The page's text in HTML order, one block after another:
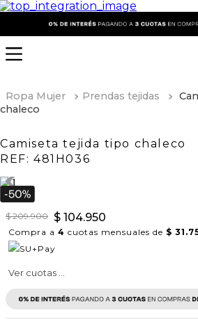
Ropa Mujer Prendas tejidas
chaleco
Camiseta tejida tipo chaleco
REF: 481H036
$ 209.900 $ 104.950
Compra a 4 cuotas mensuales de $
Ver cuotas ...